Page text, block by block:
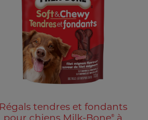
Régals tendres et fondants
®